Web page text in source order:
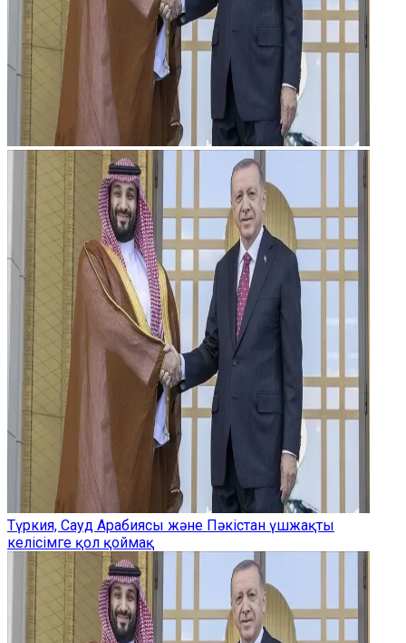
Түркия, Сауд Арабиясы және Пәкістан үшжақты
келісімге қол қоймақ